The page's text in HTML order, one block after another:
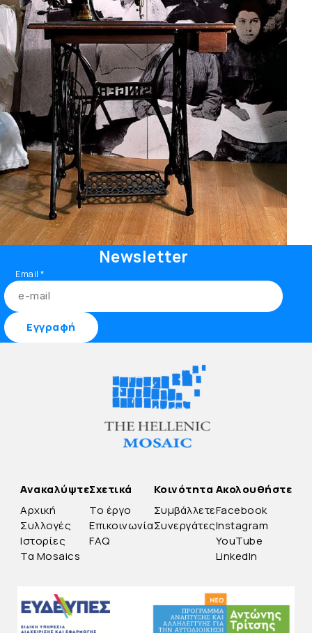
Newsletter
Email*
Ανακαλύψτε
Αρχική
Συλλογές
Ιστορίες
Τα Mosaics
Σχετικά
Το έργο
Επικοινωνία
FAQ
Κοινότητα
Συμβάλλετε
Συνεργάτες
Ακολουθήστε
Facebook
Instagram
YouTube
LinkedIn